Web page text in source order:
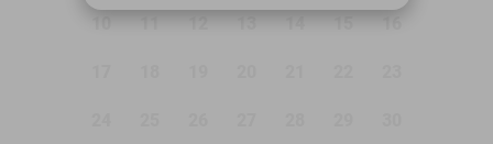
10